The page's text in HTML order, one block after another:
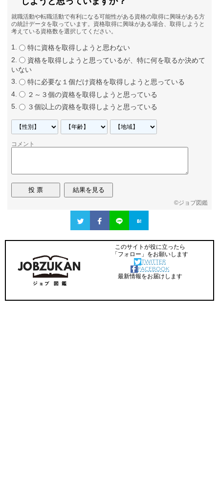
就職活動や転職活動で有利になる可能性がある資格の取得に興味がある方
の統計データを取っています。資格取得に興味がある場合、取得しようと
考えている資格数を選択してください。
特に資格を取得しようと思わない
資格を取得しようと思っているが、特に何を取るか決めて
いない
特に必要な１個だけ資格を取得しようと思っている
２～３個の資格を取得しようと思っている
３個以上の資格を取得しようと思っている
コメント
©ジョブ図鑑
このサイトが役に立ったら
「フォロー」をお願いします
TWITTER
FACEBOOK
最新情報をお届けします